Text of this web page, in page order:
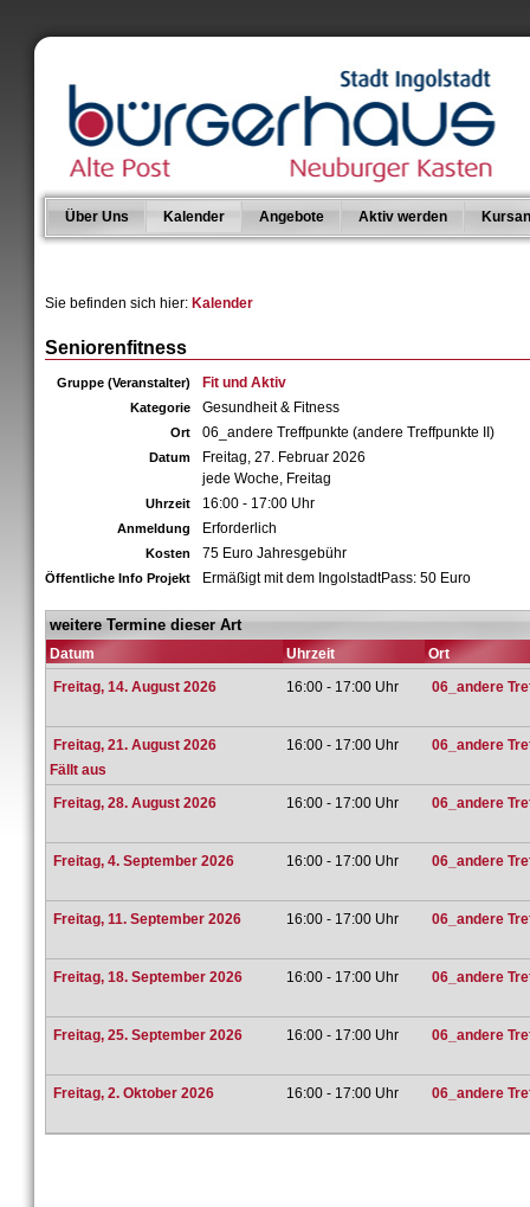
Über Uns Kalender Angebote Aktiv werden
Sie befinden sich hier: Kalender
Seniorenfitness
Gruppe (Veranstalter) Fit und Aktiv
Kategorie Gesundheit & Fitness
Ort 06_andere Treffpunkte (andere Treffpunkte II)
Datum
Freitag, 27. Februar 2026
jede Woche, Freitag
Uhrzeit 16:00 - 17:00 Uhr
Anmeldung Erforderlich
Kosten 75 Euro Jahresgebühr
Öffentliche Info Projekt Ermäßigt mit dem IngolstadtPass: 50 Euro
weitere Termine dieser Art
Datum Uhrzeit
Ort
Freitag, 14. August 2026
16:00 - 17:00 Uhr 06_andere
Freitag, 21. August 2026
Fällt aus
16:00 - 17:00 Uhr 06_andere
Freitag, 28. August 2026 16:00 - 17:00 Uhr 06_andere
Freitag, 4. September 2026 16:00 - 17:00 Uhr 06_andere
Freitag, 11. September 2026 16:00 - 17:00 Uhr 06_andere
Freitag, 18. September 2026 16:00 - 17:00 Uhr 06_andere
Freitag, 25. September 2026 16:00 - 17:00 Uhr 06_andere
Freitag, 2. Oktober 2026 16:00 - 17:00 Uhr 06_andere